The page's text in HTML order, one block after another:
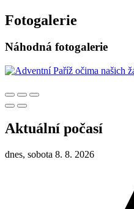
Fotogalerie
Náhodná fotogalerie
Aktuální počasí
dnes, sobota 8. 8. 2026